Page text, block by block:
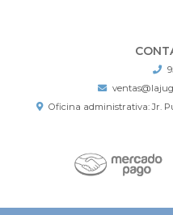
Oficina administrativa: Jr.